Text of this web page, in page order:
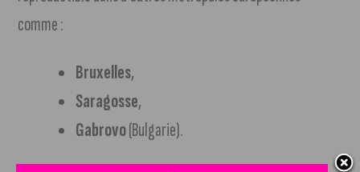
comme :
Bruxelles,
Saragosse,
Gabrovo(Bulgarie).